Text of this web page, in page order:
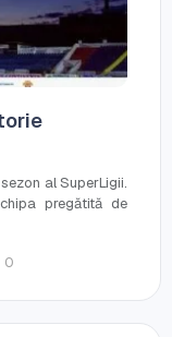
al SuperLigii.
pregătită de
0